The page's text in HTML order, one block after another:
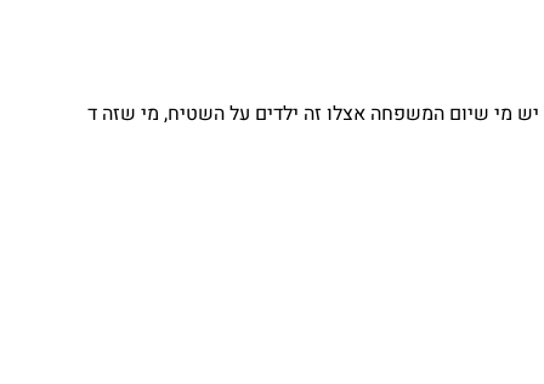
יש מי שיום המשפחה אצלו זה ילדים על השטיח, מי שזה ד